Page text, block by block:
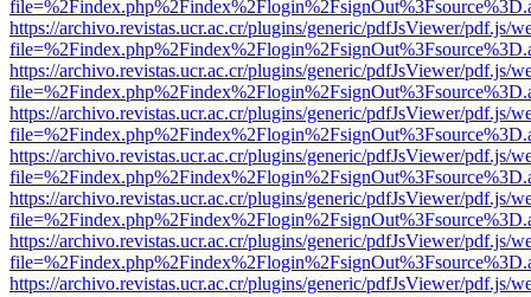
https://archivo.revistas.ucr.ac.cr/plugins/generic/pdfJsViewer/pdf.js/
https://archivo.revistas.ucr.ac.cr/plugins/generic/pdfJsViewer/pdf.js/
https://archivo.revistas.ucr.ac.cr/plugins/generic/pdfJsViewer/pdf.js/
https://archivo.revistas.ucr.ac.cr/plugins/generic/pdfJsViewer/pdf.js/
https://archivo.revistas.ucr.ac.cr/plugins/generic/pdfJsViewer/pdf.js/
https://archivo.revistas.ucr.ac.cr/plugins/generic/pdfJsViewer/pdf.js/
https://archivo.revistas.ucr.ac.cr/plugins/generic/pdfJsViewer/pdf.js/